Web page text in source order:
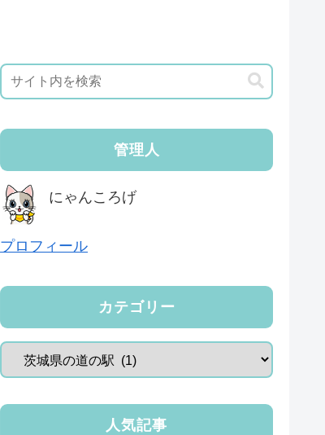
管理人
にゃんころげ
プロフィール
カテゴリー
人気記事